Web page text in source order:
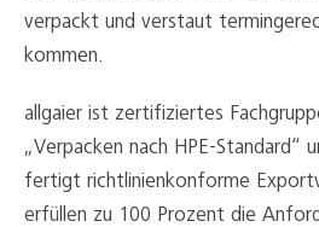
verpackt und verstaut
kommen.
allgaier ist zertifiziertes
„Verpacken nach HPE-Standard“
fertigt richtlinienkonforme
erfüllen zu 100 Prozent die